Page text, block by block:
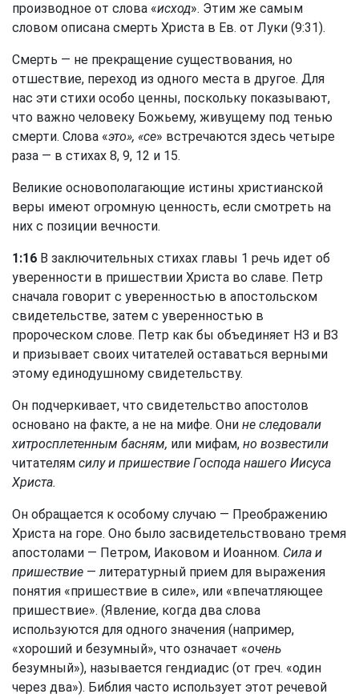
производное от слова «исход». Этим же самым
словом описана смерть Христа в Ев. от Луки (9:31).
Смерть — не прекращение существования, но
отшествие, переход из одного места в другое. Для
нас эти стихи особо ценны, поскольку показывают,
что важно человеку Божьему, живущему под тенью
смерти. Слова «это», «се» встречаются здесь четыре
раза — в стихах 8, 9, 12 и 15.
Великие основополагающие истины христианской
веры имеют огромную ценность, если смотреть на
них с позиции вечности.
1:16 В заключительных стихах главы 1 речь идет об
уверенности в пришествии Христа во славе. Петр
сначала говорит с уверенностью в апостольском
свидетельстве, затем с уверенностью в
пророческом слове. Петр как бы объединяет НЗ и ВЗ
и призывает своих читателей оставаться верными
этому единодушному свидетельству.
Он подчеркивает, что свидетельство апостолов
основано на факте, а не на мифе. Они не следовали
хитросплетенным басням, или мифам, но возвестили
читателям силу и пришествие Господа нашего Иисуса
Христа.
Он обращается к особому случаю — Преображению
Христа на горе. Оно было засвидетельствовано тремя
апостолами — Петром, Иаковом и Иоанном. Сила и
пришествие — литературный прием для выражения
понятия «пришествие в силе», или «впечатляющее
пришествие». (Явление, когда два слова
используются для одного значения (например,
«хороший и безумный», что означает «очень
безумный»), называется гендиадис (от греч. «один
через два»). Библия часто использует этот речевой